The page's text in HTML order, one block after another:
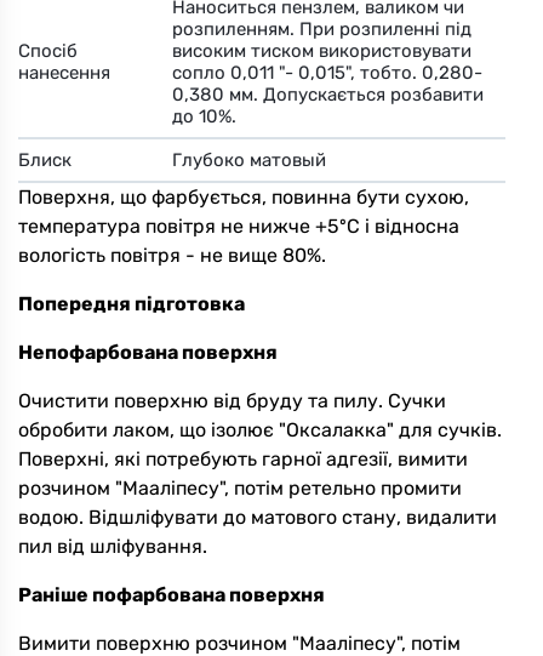
Спосіб
нанесення
Наноситься пензлем, валиком чи
розпиленням. При розпиленні під
високим тиском використовувати
сопло 0,011 "- 0,015", тобто. 0,280-
0,380 мм. Допускається розбавити
до 10%.
Блиск
Глубоко матовый
Поверхня, що фарбується, повинна бути сухою,
температура повітря не нижче +5ºС і відносна
вологість повітря - не вище 80%.
Попередня підготовка
Непофарбована поверхня
Очистити поверхню від бруду та пилу. Сучки
обробити лаком, що ізолює "Оксалакка" для сучків.
Поверхні, які потребують гарної адгезії, вимити
розчином "Мааліпесу", потім ретельно промити
водою. Відшліфувати до матового стану, видалити
пил від шліфування.
Раніше пофарбована поверхня
Вимити поверхню розчином "Мааліпесу", потім